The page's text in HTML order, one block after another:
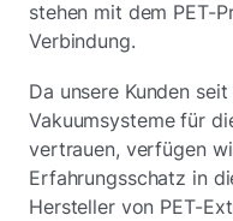
stehen mit dem PET-
Verbindung.
Da unsere Kunden
Vakuumsysteme für
vertrauen, verfügen
Erfahrungsschatz in
Hersteller von PET-